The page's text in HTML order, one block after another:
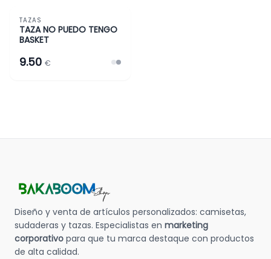
TAZAS Y MÁS
TAZAS
TAZA NO PUEDO TENGO
BASKET
9.50 €
Diseño y venta de artículos personalizados: camisetas,
sudaderas y tazas. Especialistas en marketing
corporativo para que tu marca destaque con productos
de alta calidad.